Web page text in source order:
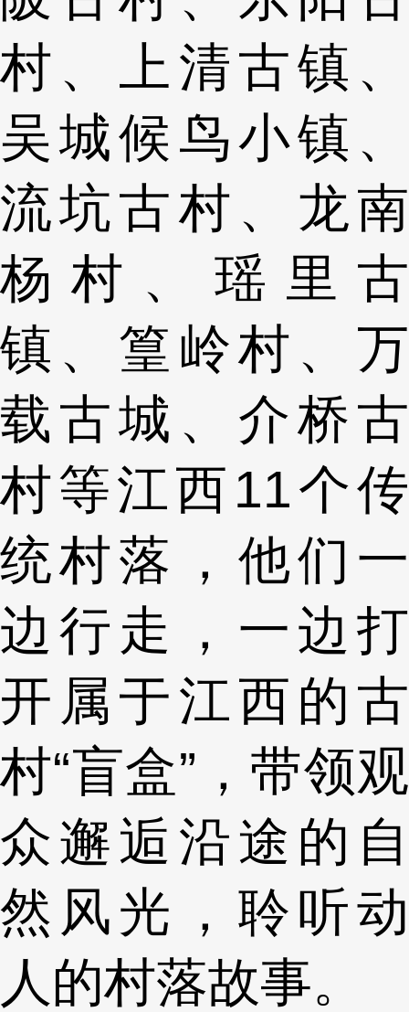
村、上清古镇、
吴城候鸟小镇、
流坑古村、龙南
杨村、瑶里古
镇、篁岭村、万
载古城、介桥古
村等江西11个传
统村落，他们一
边行走，一边打
开属于江西的古
村“盲盒”，带领观
众邂逅沿途的自
然风光，聆听动
人的村落故事。